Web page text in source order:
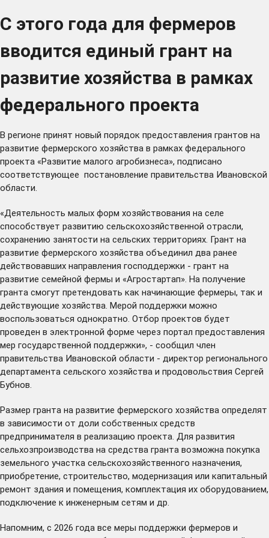
С этого года для фермеров
вводится единый грант на
развитие хозяйства в рамках
федерального проекта
В регионе принят новый порядок предоставления грантов на
развитие фермерского хозяйства в рамках федерального
проекта «Развитие малого агробизнеса», подписано
соответствующее постановление правительства Ивановской
области.
«Деятельность малых форм хозяйствования на селе
способствует развитию сельскохозяйственной отрасли,
сохранению занятости на сельских территориях. Грант на
развитие фермерского хозяйства объединил два ранее
действовавших направления господдержки - грант на
развитие семейной фермы и «Агростартап». На получение
гранта смогут претендовать как начинающие фермеры, так и
действующие хозяйства. Мерой поддержки можно
воспользоваться однократно. Отбор проектов будет
проведен в электронной форме через портал предоставления
мер государственной поддержки», - сообщил член
правительства Ивановской области - директор регионального
департамента сельского хозяйства и продовольствия Сергей
Бубнов.
Размер гранта на развитие фермерского хозяйства определят
в зависимости от доли собственных средств
предпринимателя в реализацию проекта. Для развития
сельхозпроизводства на средства гранта возможна покупка
земельного участка сельскохозяйственного назначения,
приобретение, строительство, модернизация или капитальный
ремонт здания и помещения, комплектация их оборудованием,
подключение к инженерным сетям и др.
Напомним, с 2026 года все меры поддержки фермеров и